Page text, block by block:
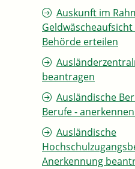
Auskunft im
Behörde erteilen
beantragen
Ausländische
Berufe -
Ausländische
Anerkennung